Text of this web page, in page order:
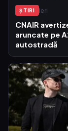
ŞTIRI Ieri
CNAIR
aruncate pe
autostradă